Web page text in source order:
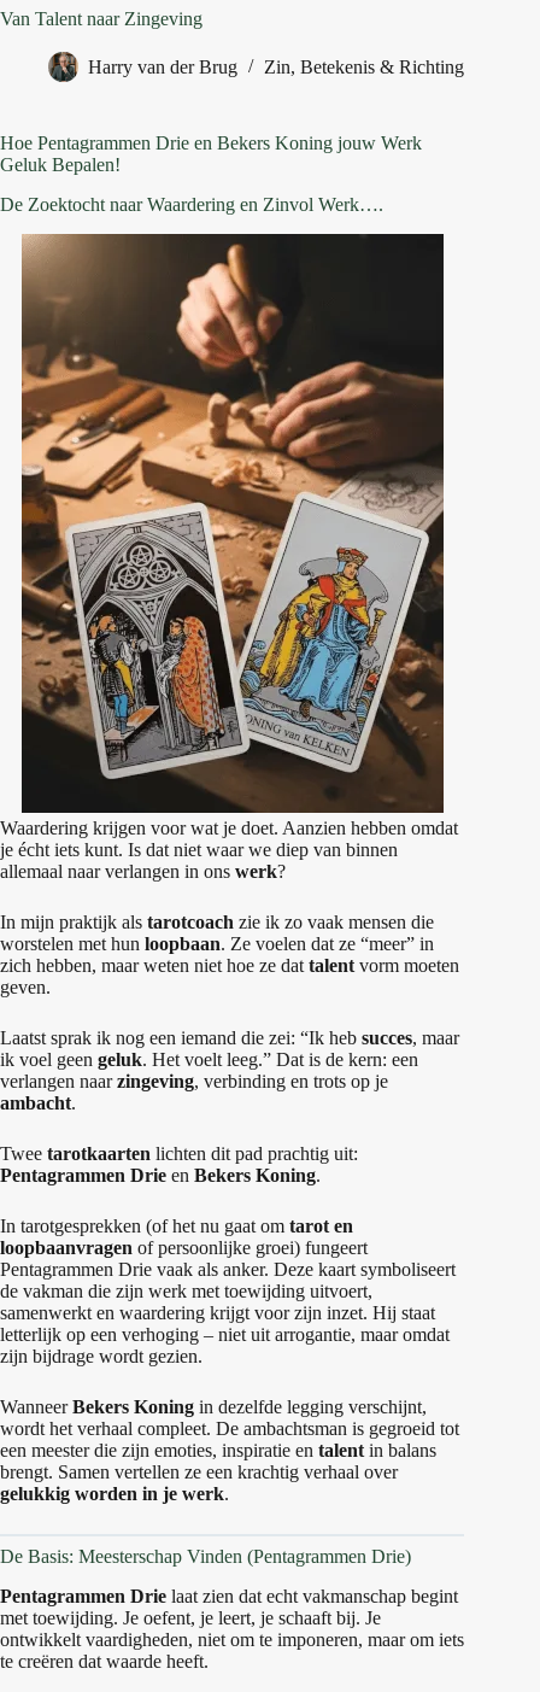
Van Talent naar Zingeving
Harry van der Brug Zin, Betekenis & Richting
Hoe Pentagrammen Drie en Bekers Koning jouw Werk
Geluk Bepalen!
De Zoektocht naar Waardering en Zinvol Werk….
Waardering krijgen voor wat je doet. Aanzien hebben omdat
je écht iets kunt. Is dat niet waar we diep van binnen
allemaal naar verlangen in ons werk?
In mijn praktijk als tarotcoach zie ik zo vaak mensen die
worstelen met hun loopbaan. Ze voelen dat ze “meer” in
zich hebben, maar weten niet hoe ze dat talent vorm moeten
geven.
Laatst sprak ik nog een iemand die zei: “Ik heb succes, maar
ik voel geen geluk. Het voelt leeg.” Dat is de kern: een
verlangen naarzingeving, verbinding en trots op je
ambacht.
Twee tarotkaarten lichten dit pad prachtig uit:
Pentagrammen Drie en Bekers Koning.
In tarotgesprekken (of het nu gaat om tarot en
loopbaanvragen of persoonlijke groei) fungeert
Pentagrammen Drie vaak als anker. Deze kaart symboliseert
de vakman die zijn werk met toewijding uitvoert,
samenwerkt en waardering krijgt voor zijn inzet. Hij staat
letterlijk op een verhoging – niet uit arrogantie, maar omdat
zijn bijdrage wordt gezien.
WanneerBekers Koning in dezelfde legging verschijnt,
wordt het verhaal compleet. De ambachtsman is gegroeid tot
een meester die zijn emoties, inspiratie en talent in balans
brengt. Samen vertellen ze een krachtig verhaal over
gelukkig worden in je werk.
De Basis: Meesterschap Vinden (Pentagrammen Drie)
Pentagrammen Drie laat zien dat echt vakmanschap begint
met toewijding. Je oefent, je leert, je schaaft bij. Je
ontwikkelt vaardigheden, niet om te imponeren, maar om iets
te creëren dat waarde heeft.